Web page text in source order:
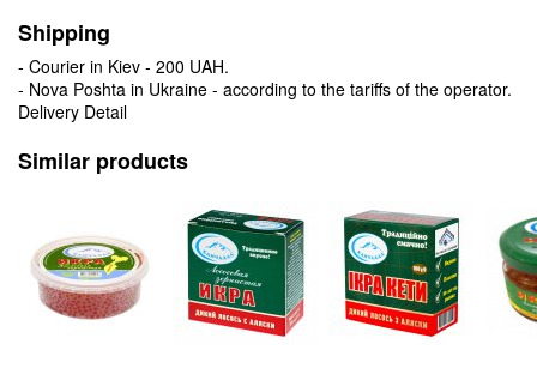
Shipping
- Courier in Kiev - 200 UAH.
- Nova Poshta in Ukraine - according to the tariffs of the operator.
Delivery Detail
Similar products